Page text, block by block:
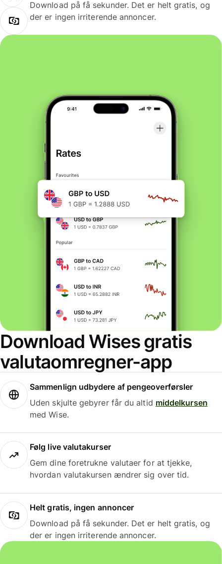
Download på få sekunder. Det er helt gratis, og
der er ingen irriterende annoncer.
Download Wises gratis
valutaomregner-app
Sammenlign udbydere af pengeoverførsler
Uden skjulte gebyrer får du altid middelkursen
med Wise.
Følg live valutakurser
Gem dine foretrukne valutaer for at tjekke,
hvordan valutakursen ændrer sig over tid.
Helt gratis, ingen annoncer
Download på få sekunder. Det er helt gratis, og
der er ingen irriterende annoncer.